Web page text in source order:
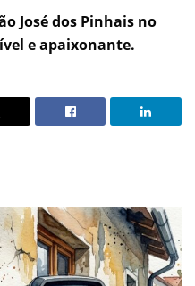
José dos Pinhais no
e apaixonante.